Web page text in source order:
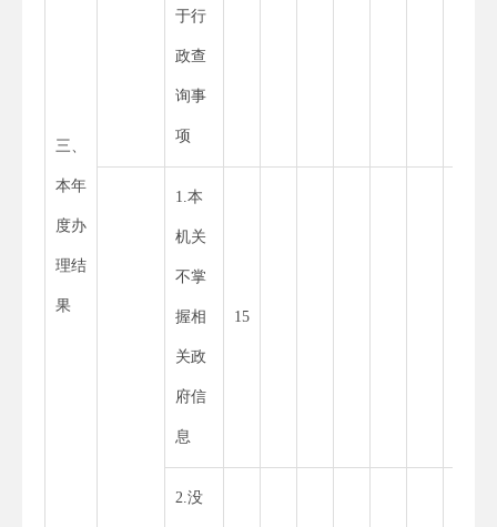
三、
本年
度办
理结
果
于行
政查
询事
项
1.本
机关
不掌
握相
关政
府信
息
15
2.没